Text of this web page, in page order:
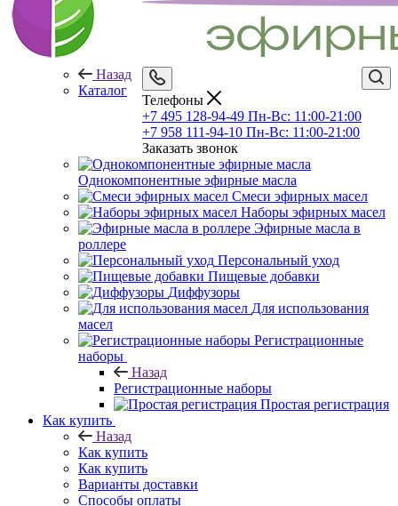
Телефоны
+7 495 128-94-49 Пн-Вс: 11:00-21:00
+7 958 111-94-10 Пн-Вс: 11:00-21:00
Заказать звонок
Назад
Каталог
Однокомпонентные эфирные масла
Смеси эфирных масел
Наборы эфирных масел
Эфирные масла в
роллере
Персональный уход
Пищевые добавки
Диффузоры
Для использования
масел
Регистрационные
наборы
Назад
Регистрационные наборы
Простая регистрация
Как купить
Назад
Как купить
Как купить
Варианты доставки
Способы оплаты